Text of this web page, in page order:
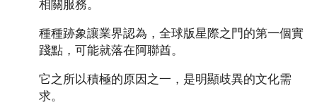
相關服務。
種種跡象讓業界認為，全球版星際之門的第一個實
踐點，可能就落在阿聯酋。
它之所以積極的原因之一，是明顯歧異的文化需
求。